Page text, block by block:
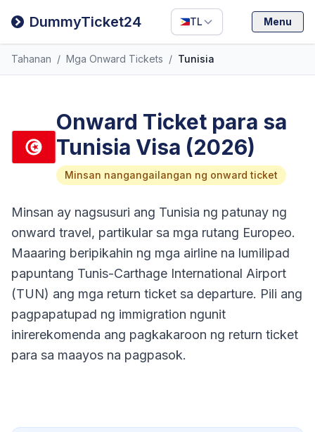
DummyTicket24 TL
Filipino
Deutsch
Español
Menu
Tahanan / Mga Onward Tickets / Tunisia
Onward Ticket para sa
Tunisia Visa (2026)
Minsan nangangailangan ng onward ticket
Minsan ay nagsusuri ang Tunisia ng patunay ng
onward travel, partikular sa mga rutang Europeo.
Maaaring beripikahin ng mga airline na lumilipad
papuntang Tunis-Carthage International Airport
(TUN) ang mga return ticket sa departure. Pili ang
pagpapatupad ng immigration ngunit
inirerekomenda ang pagkakaroon ng return ticket
para sa maayos na pagpasok.